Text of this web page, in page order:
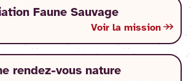
Faune Sauvage
Voir la mission
rendez-vous nature